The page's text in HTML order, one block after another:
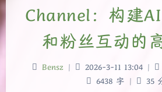
Channel：构建
和粉丝互动的
Bensz | 2026-3-11 13:04 |
6438 字 | 35